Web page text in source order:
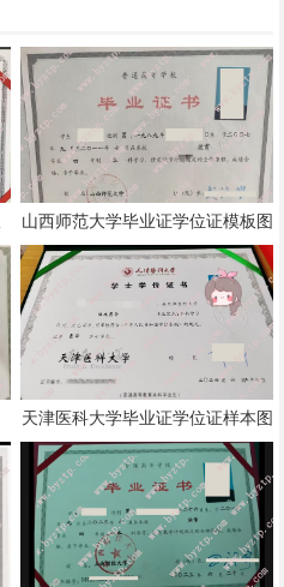
山西师范大学毕业证学位证模板图
片
天津医科大学毕业证学位证样本图
片